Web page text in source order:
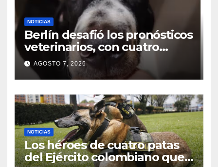
NOTICIAS
Berlín desafió los pronósticos
veterinarios, con cuatro
meses busca una familia para
siempre
AGOSTO 7, 2026
NOTICIAS
Los héroes de cuatro patas
del Ejército colombiano que